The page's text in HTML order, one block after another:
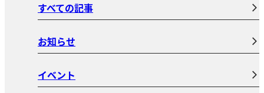
すべての記事
お知らせ
イベント